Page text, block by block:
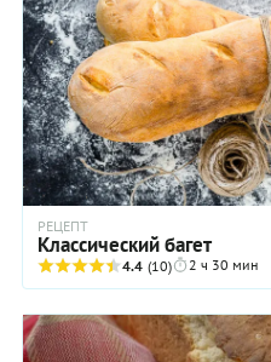
РЕЦЕПТ
Классический багет
4.4 (10) 2 ч 30 мин